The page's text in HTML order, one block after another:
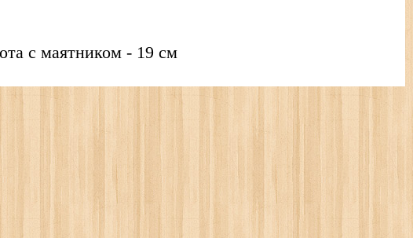
с маятником - 19 см